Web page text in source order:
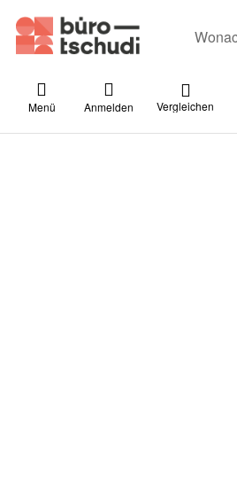
Menü Anmelden Vergleichen